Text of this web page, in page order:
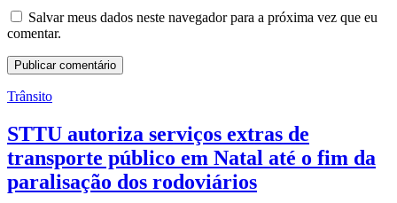
Salvar meus dados neste navegador para a próxima vez que eu
comentar.
Trânsito
STTU autoriza serviços extras de
transporte público em Natal até o fim da
paralisação dos rodoviários